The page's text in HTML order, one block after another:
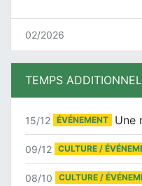
02/2026
TEMPS ADDITIONNEL
15/12 ÉVÉNEMENT
09/12 CULTURE /
08/10 CULTURE /